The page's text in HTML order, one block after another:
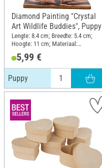
Diamond Painting "Crystal
Art Wildlife Buddies", Puppy
Lengte: 8.4 cm; Breedte: 5.4 cm;
Hoogte: 11 cm; Materiaal:
Kunststof, MDF-hout
5,99 €
Puppy